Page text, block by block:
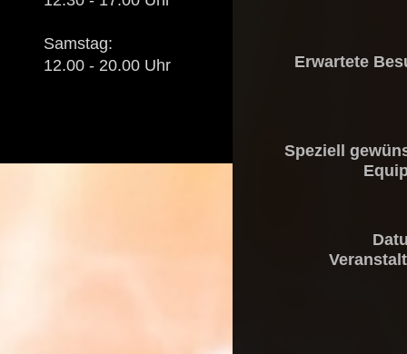
Erwartete
Speziell
Samstag:
12.00 - 20.00 Uhr